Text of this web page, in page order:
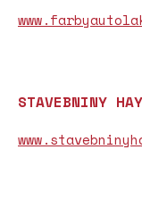
STAVEBNINY